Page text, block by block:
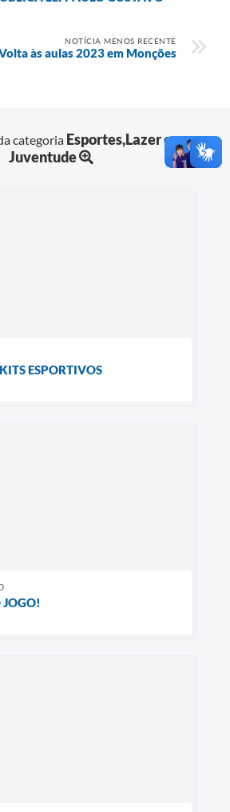
NOTÍCIA MENOS RECENTE
às aulas 2023 em Monções
categoria Esportes,Lazer e
Juventude
ESPORTIVOS
JOGO!